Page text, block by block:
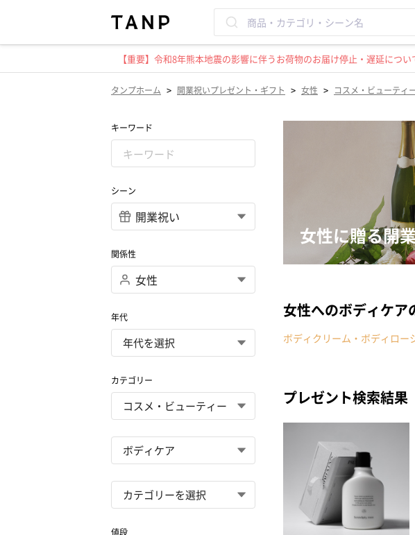
【重要】令和8年熊本地震の影響に伴うお荷物のお届け停止・遅延につい
タンプホーム > 開業祝いプレゼント・ギフト > 女性 > コスメ・ビューティ
キーワード
シーン
関係性
年代
カテゴリー
値段
女性に贈る開
女性へのボディケ
ボディクリーム・ボディロー
プレゼント検索結果